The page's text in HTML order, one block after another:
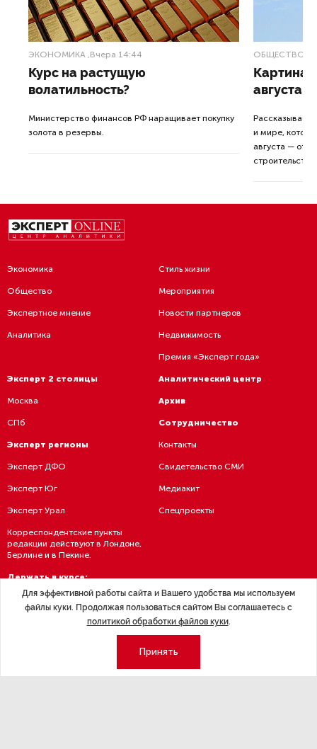
ЭКОНОМИКА ,Вчера 14:44
Курс на растущую
волатильность?
Министерство финансов РФ наращивает покупку
золота в резервы.
ОБЩЕСТВО
Картина
августа
Рассказываем
и мире,
августа — от
Экономика
Общество
Экспертное мнение
Аналитика
Стиль жизни
Мероприятия
Новости партнеров
Недвижимость
Премия «Эксперт года»
Эксперт 2 столицы
Москва
СПб
Эксперт регионы
Эксперт ДФО
Эксперт Юг
Эксперт Урал
Корреспондентские пункты
редакции действуют в Лондоне,
Берлине и в Пекине.
Аналитический центр
Архив
Сотрудничество
Контакты
Свидетельство СМИ
Медиакит
Спецпроекты
Держать в курсе:
Для эффективной работы сайта и Вашего удобства мы используем
файлы куки. Продолжая пользоваться сайтом Вы соглашаетесь с
политикой обработки файлов куки.
Принять